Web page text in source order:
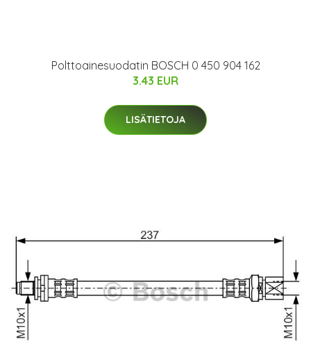
Polttoainesuodatin BOSCH 0 450 904 162
3.43 EUR
LISÄTIETOJA